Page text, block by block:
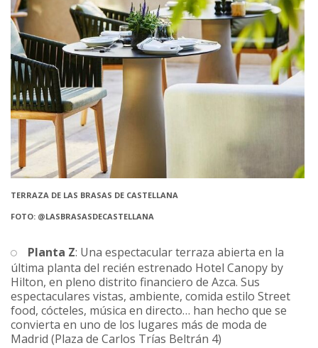
TERRAZA DE LAS BRASAS DE CASTELLANA
FOTO: @LASBRASASDECASTELLANA
Planta Z: Una espectacular terraza abierta en la
última planta del recién estrenado Hotel Canopy by
Hilton, en pleno distrito financiero de Azca. Sus
espectaculares vistas, ambiente, comida estilo Street
food, cócteles, música en directo… han hecho que se
convierta en uno de los lugares más de moda de
Madrid (Plaza de Carlos Trías Beltrán 4)